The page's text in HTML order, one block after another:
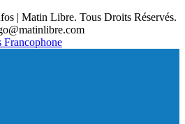
| Matin Libre. Tous Droits Réservés.